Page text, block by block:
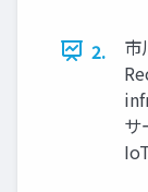
2.
市
サ